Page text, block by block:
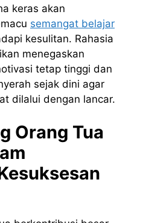
keras akan
semangat belajar
kesulitan. Rahasia
menegaskan
tetap tinggi dan
sejak dini agar
dilalui dengan lancar.
Orang Tua